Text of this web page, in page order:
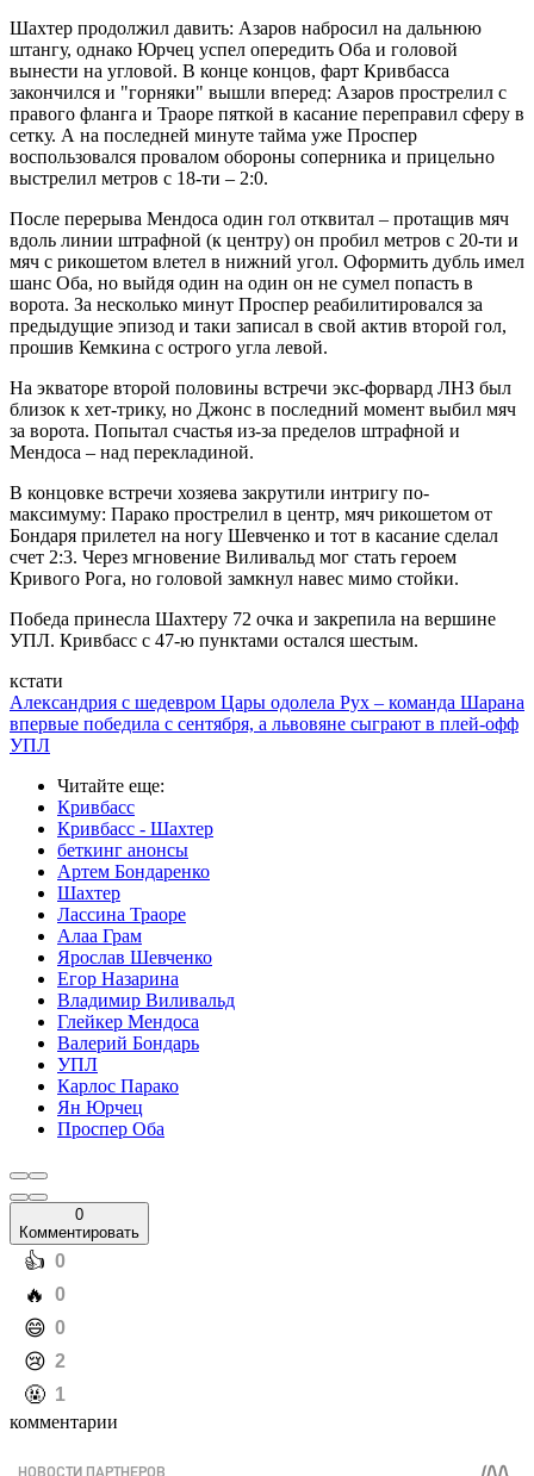
Шахтер продолжил давить: Азаров набросил на дальнюю
штангу, однако Юрчец успел опередить Оба и головой
вынести на угловой. В конце концов, фарт Кривбасса
закончился и "горняки" вышли вперед: Азаров прострелил с
правого фланга и Траоре пяткой в касание переправил сферу в
сетку. А на последней минуте тайма уже Проспер
воспользовался провалом обороны соперника и прицельно
выстрелил метров с 18-ти – 2:0.
После перерыва Мендоса один гол отквитал – протащив мяч
вдоль линии штрафной (к центру) он пробил метров с 20-ти и
мяч с рикошетом влетел в нижний угол. Оформить дубль имел
шанс Оба, но выйдя один на один он не сумел попасть в
ворота. За несколько минут Проспер реабилитировался за
предыдущие эпизод и таки записал в свой актив второй гол,
прошив Кемкина с острого угла левой.
На экваторе второй половины встречи экс-форвард ЛНЗ был
близок к хет-трику, но Джонс в последний момент выбил мяч
за ворота. Попытал счастья из-за пределов штрафной и
Мендоса – над перекладиной.
В концовке встречи хозяева закрутили интригу по-
максимуму: Парако прострелил в центр, мяч рикошетом от
Бондаря прилетел на ногу Шевченко и тот в касание сделал
счет 2:3. Через мгновение Виливальд мог стать героем
Кривого Рога, но головой замкнул навес мимо стойки.
Победа принесла Шахтеру 72 очка и закрепила на вершине
УПЛ. Кривбасс с 47-ю пунктами остался шестым.
кстати
Александрия с шедевром Цары одолела Рух – команда Шарана
впервые победила с сентября, а львовяне сыграют в плей-офф
УПЛ
Читайте еще:
Кривбасс
Кривбасс - Шахтер
беткинг анонсы
Артем Бондаренко
Шахтер
Лассина Траоре
Алаа Грам
Ярослав Шевченко
Егор Назарина
Владимир Виливальд
Глейкер Мендоса
Валерий Бондарь
УПЛ
Карлос Парако
Ян Юрчец
Проспер Оба
0
Комментировать
️👍 0
️🔥 0
️😄 0
️😢 2
️🤬 1
комментарии